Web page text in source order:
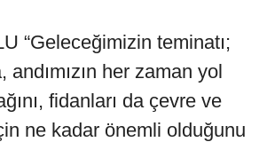
“Geleceğimizin teminatı;
andımızın her zaman yol
fidanları da çevre ve
ne kadar önemli olduğunu